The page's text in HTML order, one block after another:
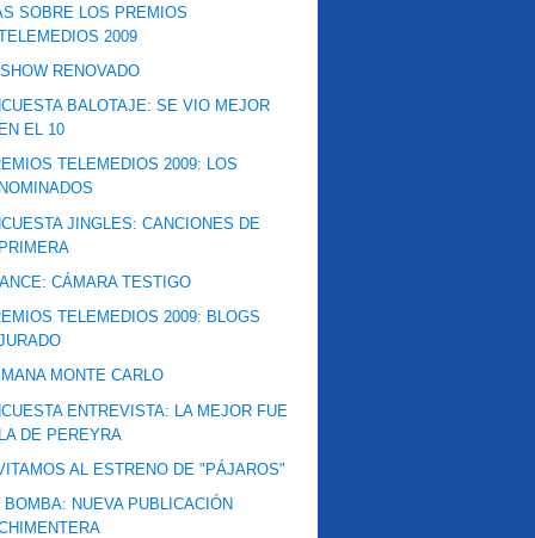
SOBRE LOS PREMIOS
2009
RENOVADO
BALOTAJE: SE VIO MEJOR
EL 10
TELEMEDIOS 2009: LOS
JINGLES: CANCIONES DE
CÁMARA TESTIGO
TELEMEDIOS 2009: BLOGS
MONTE CARLO
ENTREVISTA: LA MEJOR FUE
DE PEREYRA
AL ESTRENO DE "PÁJAROS"
BOMBA: NUEVA PUBLICACIÓN